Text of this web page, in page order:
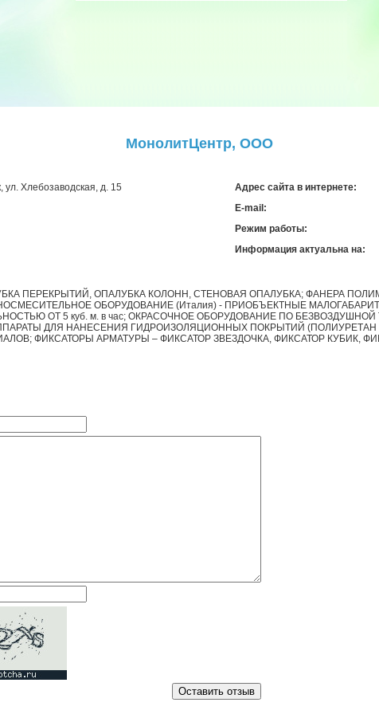
МонолитЦентр, ООО
ул. Хлебозаводская, д. 15 Адрес сайта в интернете:
E-mail:
Режим работы:
Информация актуальна на:
ПЕРЕКРЫТИЙ, ОПАЛУБКА КОЛОНН, СТЕНОВАЯ ОПАЛУБКА; ФАНЕРА
ОБОРУДОВАНИЕ (Италия) - ПРИОБЪЕКТНЫЕ
ОТ 5 куб. м. в час; ОКРАСОЧНОЕ ОБОРУДОВАНИЕ ПО
ДЛЯ НАНЕСЕНИЯ ГИДРОИЗОЛЯЦИОННЫХ ПОКРЫТИЙ
ФИКСАТОРЫ АРМАТУРЫ – ФИКСАТОР ЗВЕЗДОЧКА, ФИКСАТОР КУБИК,